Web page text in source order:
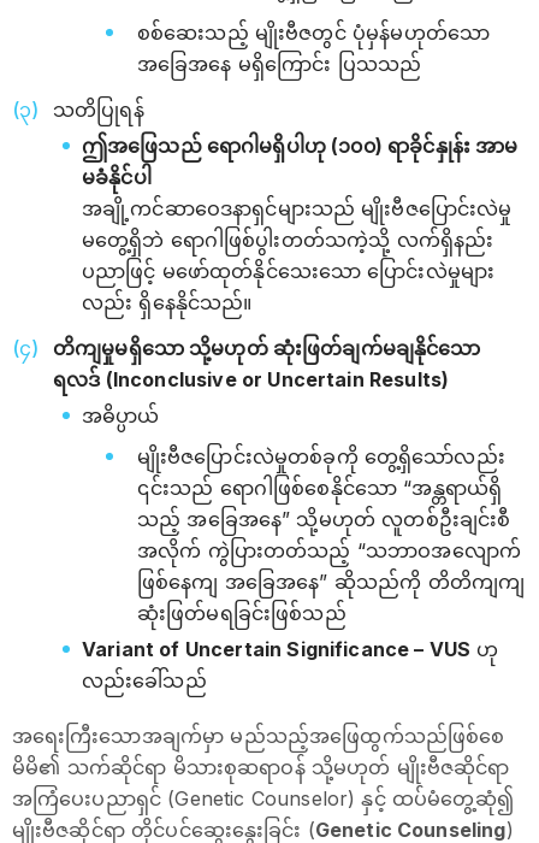
စစ်ဆေးသည့် မျိုးဗီဇတွင် ပုံမှန်မဟုတ်သော
အခြေအနေ မရှိကြောင်း ပြသသည်
သတိပြုရန်
ဤအဖြေသည် ရောဂါမရှိပါဟု (၁၀၀) ရာခိုင်နှုန်း အာမ
မခံနိုင်ပါ
အချို့ကင်ဆာဝေဒနာရှင်များသည် မျိုးဗီဇပြောင်းလဲမှု
မတွေ့ရှိဘဲ ရောဂါဖြစ်ပွါးတတ်သကဲ့သို့ လက်ရှိနည်း
ပညာဖြင့် မဖော်ထုတ်နိုင်သေးသော ပြောင်းလဲမှုများ
လည်း ရှိနေနိုင်သည်။
တိကျမှုမရှိသော သို့မဟုတ် ဆုံးဖြတ်ချက်မချနိုင်သော
ရလဒ် (Inconclusive or Uncertain Results)
အဓိပ္ပာယ်
မျိုးဗီဇပြောင်းလဲမှုတစ်ခုကို တွေ့ရှိသော်လည်း
၎င်းသည် ရောဂါဖြစ်စေနိုင်သော “အန္တရာယ်ရှိ
သည့် အခြေအနေ” သို့မဟုတ် လူတစ်ဦးချင်းစီ
အလိုက် ကွဲပြားတတ်သည့် “သဘာဝအလျောက်
ဖြစ်နေကျ အခြေအနေ” ဆိုသည်ကို တိတိကျကျ
ဆုံးဖြတ်မရခြင်းဖြစ်သည်
Variant of Uncertain Significance – VUS ဟု
လည်းခေါ်သည်
အရေးကြီးသောအချက်မှာ မည်သည့်အဖြေထွက်သည်ဖြစ်စေ
မိမိ၏ သက်ဆိုင်ရာ မိသားစုဆရာဝန် သို့မဟုတ် မျိုးဗီဇဆိုင်ရာ
အကြံပေးပညာရှင် (Genetic Counselor) နှင့် ထပ်မံတွေ့ဆုံ၍
မျိုးဗီဇဆိုင်ရာ တိုင်ပင်ဆွေးနွေးခြင်း (Genetic Counseling)